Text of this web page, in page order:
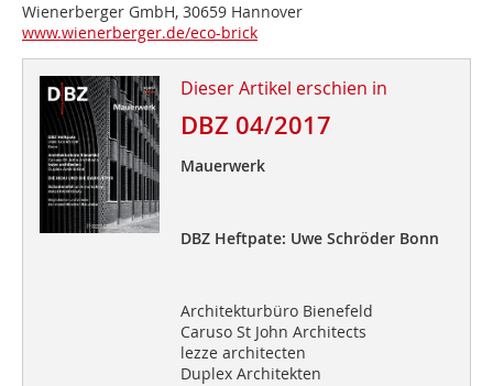
Wienerberger GmbH, 30659 Hannover
www.wienerberger.de/eco-brick
Dieser Artikel erschien in
DBZ 04/2017
Mauerwerk
DBZ Heftpate: Uwe Schröder Bonn
Architekturbüro Bienefeld
Caruso St John Architects
lezze architecten
Duplex Architekten